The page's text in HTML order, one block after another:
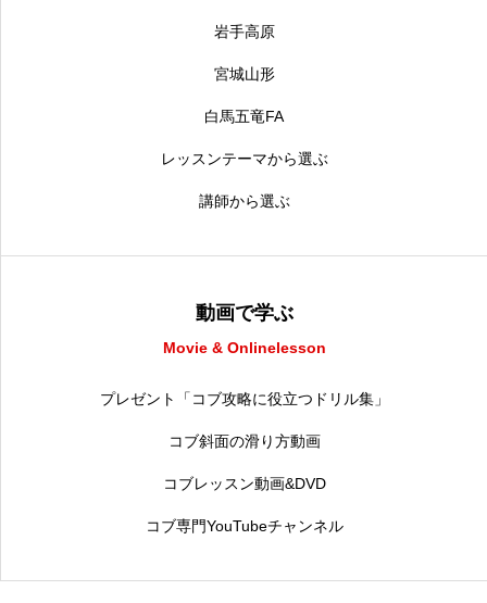
岩手高原
宮城山形
白馬五竜FA
レッスンテーマから選ぶ
講師から選ぶ
動画で学ぶ
Movie & Onlinelesson
プレゼント「コブ攻略に役立つドリル集」
コブ斜面の滑り方動画
コブレッスン動画&DVD
コブ専門YouTubeチャンネル